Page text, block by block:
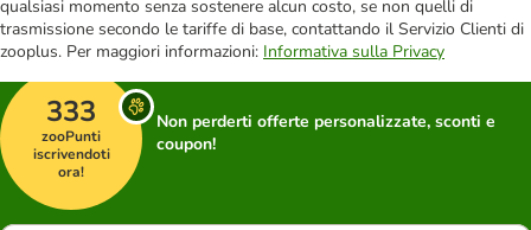
qualsiasi momento senza sostenere alcun costo, se non quelli di
trasmissione secondo le tariffe di base, contattando il Servizio Clienti di
zooplus. Per maggiori informazioni: Informativa sulla Privacy
333
zooPunti
iscrivendoti
ora!
Non perderti offerte personalizzate, sconti e
coupon!